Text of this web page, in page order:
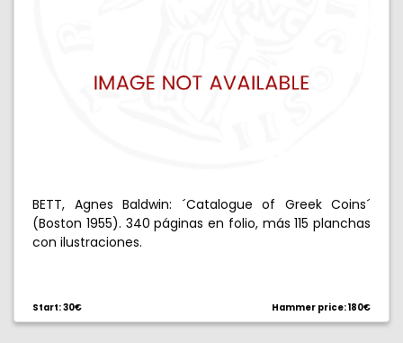
BETT, Agnes Baldwin: ´Catalogue of Greek Coins´
(Boston 1955). 340 páginas en folio, más 115 planchas
con ilustraciones.
Start: 30€ Hammer price: 180€